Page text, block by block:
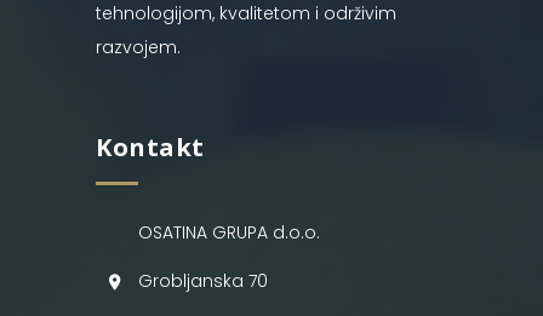
tehnologijom, kvalitetom i održivim
razvojem.
Kontakt
OSATINA GRUPA d.o.o.
Grobljanska 70